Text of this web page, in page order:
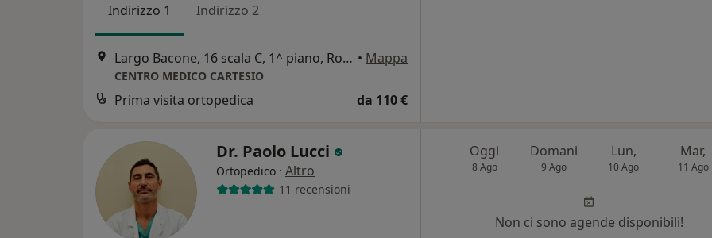
Indirizzo 1 Indirizzo 2
Largo Bacone, 16 scala C, 1^ piano, Roma • Mappa
CENTRO MEDICO CARTESIO
Prima visita ortopedica da 110 €
Dr. Paolo Lucci
Ortopedico · Altro
11 recensioni
Oggi
8 Ago
Domani
9 Ago
Lun,
10 Ago
Mar,
11 Ago
Non ci sono agende disponibili!